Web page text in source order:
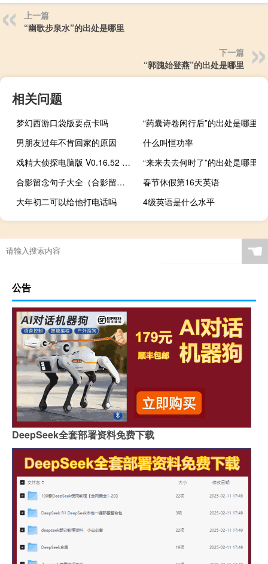
上一篇
“幽歌步泉水”的出处是哪里
下一篇
“郭隗始登燕”的出处是哪里
相关问题
梦幻西游口袋版要点卡吗
“药囊诗卷闲行后”的出处是哪里
男朋友过年不肯回家的原因
什么叫恒功率
戏精大侦探电脑版 V0.16.52 免费PC版（戏精大侦探电脑版 V0.16.52 免费PC版功能简介）
“来来去去何时了”的出处是哪里
合影留念句子大全（合影留念文字）
春节休假第16天英语
大年初二可以给他打电话吗
4级英语是什么水平
☚
公告
DeepSeek全套部署资料免费下载